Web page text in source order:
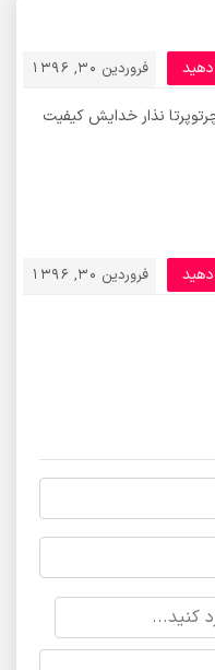
فروردین 30, 1396
نذار خدایش کیفیت
فروردین 30, 1396